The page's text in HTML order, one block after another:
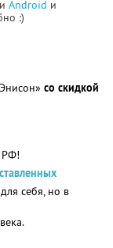
Android и
:)
со скидкой
РФ!
себя, но в